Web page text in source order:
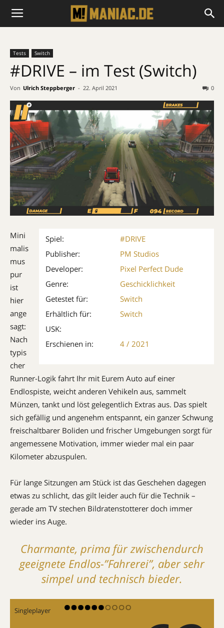
Tests Switch
#DRIVE – im Test (Switch)
Von Ulrich Steppberger - 22. April 2021 0
Spiel:
#DRIVE
Publisher:
PM Studios
Developer:
Pixel Perfect Dude
Genre:
Geschicklichkeit
Getestet für:
Switch
Erhältlich für:
Switch
USK:
Erschienen in:
4 / 2021
Mini
malis
mus
pur
ist
hier
ange
sagt:
Nach
typis
cher
Runner-Logik fahrt Ihr mit Eurem Auto auf einer
Endlospiste, weicht anderen Vehikeln aus, sammelt
Münzen, tankt und löst gelegentlich Extras aus. Das spielt
sich gefällig und angenehm entspannt, ein ganzer Schwung
freischaltbarer Boliden und frischer Umgebungen sorgt für
angemessene Motivation, immer wieder mal ein paar
Kilometer abzuspulen.
Für lange Sitzungen am Stück ist das Geschehen dagegen
etwas zu schlicht, das gilt leider auch für die Technik –
gerade am TV stechen Bild­ratenstotterer doch immer
wieder ins Auge.
Charmante, prima für zwischendurch
geeignete Endlos-”Fahrerei”, aber sehr
simpel und technisch bieder.
Singleplayer